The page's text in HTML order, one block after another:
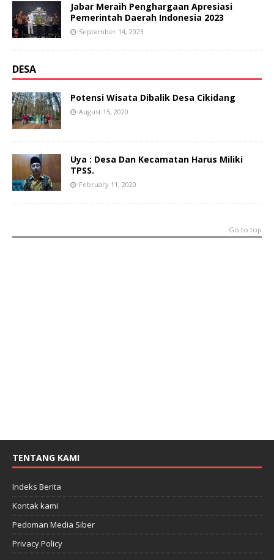
Jabar Meraih Penghargaan Apresiasi
Pemerintah Daerah Indonesia 2023
September 14, 2023
DESA
Potensi Wisata Dibalik Desa Cikidang
August 15, 2020
Uya : Desa Dan Kecamatan Harus Miliki
TPSS.
February 11, 2020
Go to top
TENTANG KAMI
Indeks Berita
Kontak kami
Pedoman Media Siber
Privacy Policy